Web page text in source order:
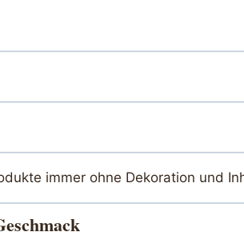
immer ohne Dekoration und